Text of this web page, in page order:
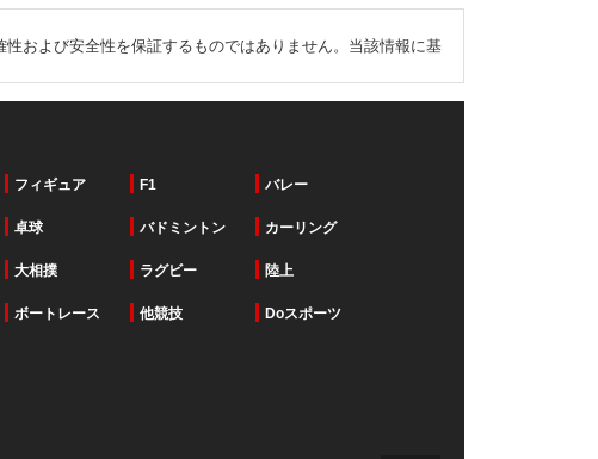
および安全性を保証するものではありません。当該情報に基
フィギュア F1 バレー
卓球 バドミントン カーリング
大相撲 ラグビー 陸上
ボートレース 他競技 Doスポーツ